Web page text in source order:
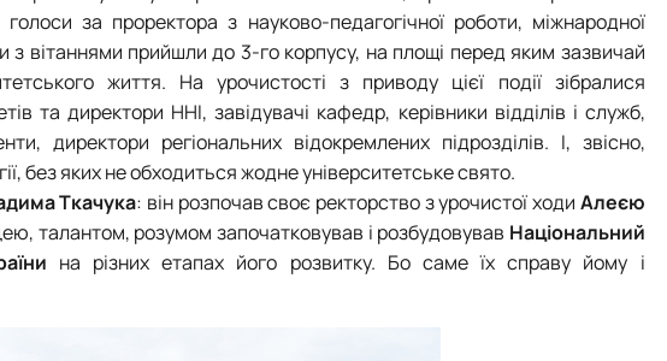
за проректора з науково-педагогічної роботи, міжнародної
з вітаннями прийшли до 3-го корпусу, на площі перед яким зазвичай
життя. На урочистості з приводу цієї події зібралися
та директори ННІ, завідувачі кафедр, керівники відділів і служб,
директори регіональних відокремлених підрозділів. І, звісно,
, без яких не обходиться жодне університетське свято.
Ткачука: він розпочав своє ректорство з урочистої ходи Алеєю
талантом, розумом започатковував і розбудовував Національний
на різних етапах його розвитку. Бо саме їх справу йому і